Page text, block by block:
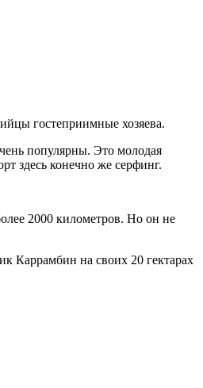
гостеприимные хозяева.
популярны. Это молодая
здесь конечно же серфинг.
2000 километров. Но он не
Каррамбин на своих 20 гектарах